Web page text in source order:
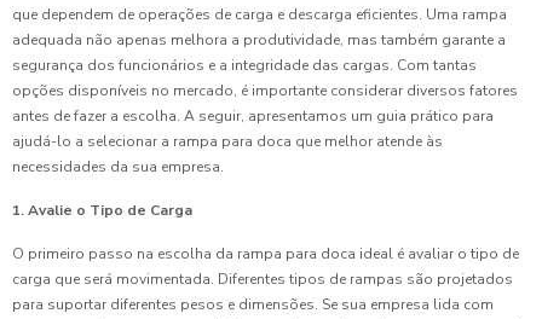
que dependem de operações de carga e descarga eficientes. Uma rampa
adequada não apenas melhora a produtividade, mas também garante a
segurança dos funcionários e a integridade das cargas. Com tantas
opções disponíveis no mercado, é importante considerar diversos fatores
antes de fazer a escolha. A seguir, apresentamos um guia prático para
ajudá-lo a selecionar a rampa para doca que melhor atende às
necessidades da sua empresa.
1. Avalie o Tipo de Carga
O primeiro passo na escolha da rampa para doca ideal é avaliar o tipo de
carga que será movimentada. Diferentes tipos de rampas são projetados
para suportar diferentes pesos e dimensões. Se sua empresa lida com